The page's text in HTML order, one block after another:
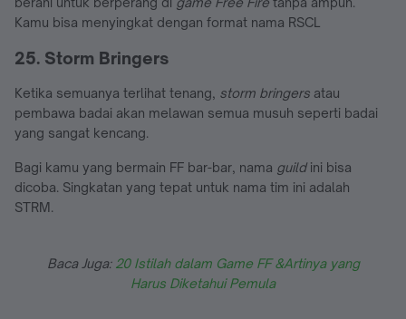
Kamu bisa menyingkat dengan format nama RSCL
25. Storm Bringers
Ketika semuanya terlihat tenang, storm bringers atau
pembawa badai akan melawan semua musuh seperti badai
yang sangat kencang.
Bagi kamu yang bermain FF bar-bar, nama guild ini bisa
dicoba. Singkatan yang tepat untuk nama tim ini adalah
STRM.
Baca Juga: 20 Istilah dalam Game FF &Artinya yang
Harus Diketahui Pemula